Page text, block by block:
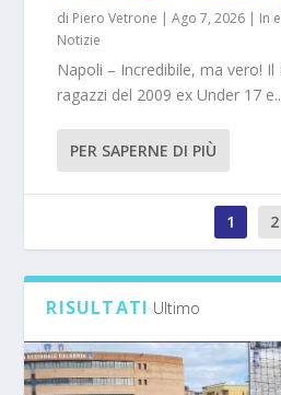
di Piero Vetrone |Ago 7, 2026 | In
Notizie
Napoli – Incredibile, ma vero!
ragazzi del 2009 ex Under 17
PER SAPERNE DI PIÙ
1 2
RISULTATI Ultimo